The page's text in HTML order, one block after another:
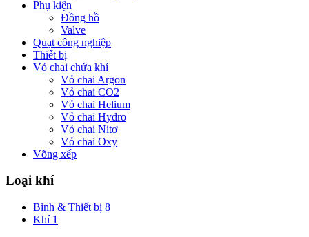
Phụ kiện
Đồng hồ
Valve
Quạt công nghiệp
Thiết bị
Vỏ chai chứa khí
Vỏ chai Argon
Vỏ chai CO2
Vỏ chai Helium
Vỏ chai Hydro
Vỏ chai Nitơ
Vỏ chai Oxy
Võng xếp
Loại khí
Bình & Thiết bị 8
Khí 1